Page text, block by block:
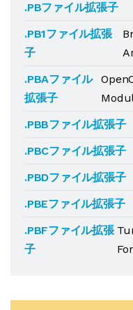
.PBファイル拡張子
.PB1ファイル拡張
子
.PBAファイル
拡張子
.PBBファイル拡張子
.PBCファイル拡張子
.PBDファイル拡張子
.PBEファイル拡張子
.PBFファイル拡張
子